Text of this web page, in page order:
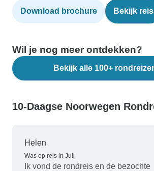
Download brochure Bekijk reis
Wil je nog meer ontdekken?
Bekijk alle 100+
10-Daagse Noorwegen
Helen
Was op reis in Juli
Ik vond de rondreis en de bezochte